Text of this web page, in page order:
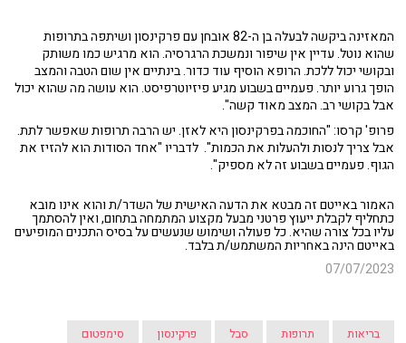
המאזינה ביקשה לבעלה בן ה-82 אובחן עם פרקינסון ושיתפה בתרופות
שהוא נוטל. עדיין אין שיפור ונמשכת הרגרסיה. הוא מרגיש כמו משותק
ובקושי יכול ללכת. הרופא הוסיף עוד כדור. בינתיים אין שום הטבה והמצב
הופך גרוע יותר. פעמיים בשבוע מגיע פיזיוטרפיסט. הוא עושה מה שהוא יכול
אבל בקושי רב. המצב מאוד קשה".
פרופ' קרסו: "החוכמה בפרקינסון היא לאזן. יש הרבה תרופות שאפשר לתת.
אבל צריך לנסות ולהעלות את הכמות". לדבריו "אחד הסודות הוא להזיז את
הגוף. פעמיים בשבוע זה לא מספיק".
האמור באייטם זה מבטא את הדעה האישית של השדר/ת והוא אינו מובא
כתחליף לקבלת ייעוץ פרטני מבעל מקצוע המתמחה בתחום, ואין להסתמך
עליו בכל צורה שהיא. כל פעולה ושימוש שנעשים על בסיס התכנים המופיעים
באייטם הינה באחריות המשתמש/ת בלבד.
07/07/2023
בריאות תרופות סבל פרקינסון סימפטום